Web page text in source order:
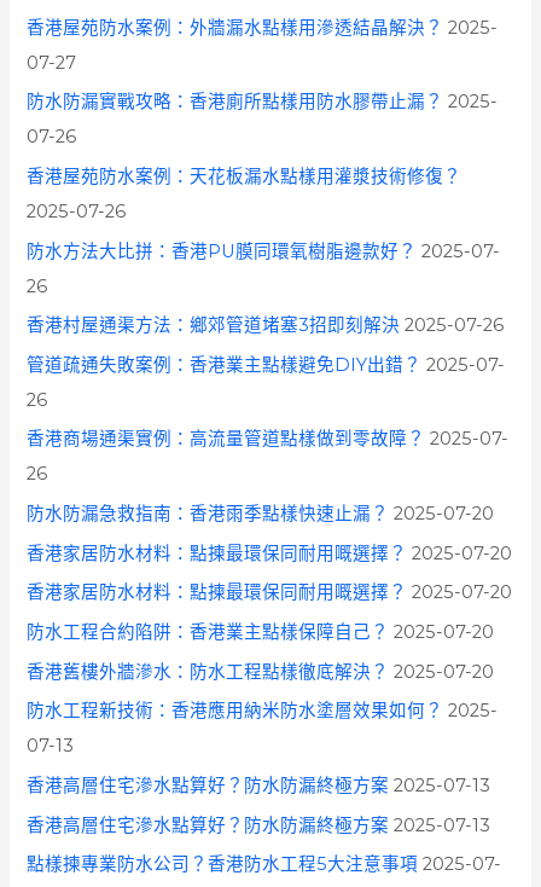
香港屋苑防水案例：外牆漏水點樣用滲透結晶解決？ 2025-
07-27
防水防漏實戰攻略：香港廁所點樣用防水膠帶止漏？ 2025-
07-26
香港屋苑防水案例：天花板漏水點樣用灌漿技術修復？
2025-07-26
防水方法大比拼：香港PU膜同環氧樹脂邊款好？ 2025-07-
26
香港村屋通渠方法：鄉郊管道堵塞3招即刻解決 2025-07-26
管道疏通失敗案例：香港業主點樣避免DIY出錯？ 2025-07-
26
香港商場通渠實例：高流量管道點樣做到零故障？ 2025-07-
26
防水防漏急救指南：香港雨季點樣快速止漏？ 2025-07-20
香港家居防水材料：點揀最環保同耐用嘅選擇？ 2025-07-20
香港家居防水材料：點揀最環保同耐用嘅選擇？ 2025-07-20
防水工程合約陷阱：香港業主點樣保障自己？ 2025-07-20
香港舊樓外牆滲水：防水工程點樣徹底解決？ 2025-07-20
防水工程新技術：香港應用納米防水塗層效果如何？ 2025-
07-13
香港高層住宅滲水點算好？防水防漏終極方案 2025-07-13
香港高層住宅滲水點算好？防水防漏終極方案 2025-07-13
點樣揀專業防水公司？香港防水工程5大注意事項 2025-07-